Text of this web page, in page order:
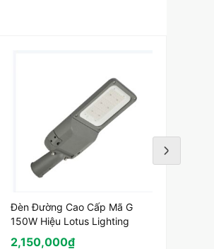
Đèn Đường Cao Cấp Mã G
150W Hiệu Lotus Lighting
2,150,000₫